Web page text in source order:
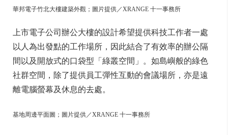
華邦電子竹北大樓建築外觀；圖片提供／XRANGE 十一事務所
上市電子公司辦公大樓的設計希望提供科技工作者一處
以人為出發點的工作場所，因此結合了有效率的辦公隔
間以及開放式的口袋型「綠叢空間」。如島嶼般的綠色
社群空間，除了提供員工彈性互動的會議場所，亦是遠
離電腦螢幕及休息的去處。
基地周邊平面圖；圖片提供／XRANGE 十一事務所